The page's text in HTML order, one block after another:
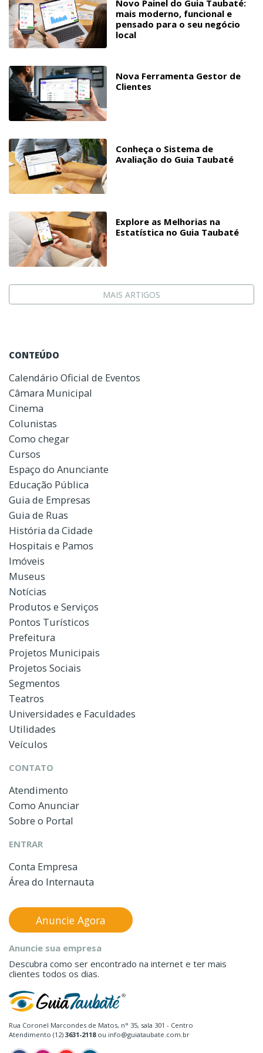
Novo Painel do Guia Taubaté:
mais moderno, funcional e
pensado para o seu negócio
local
Nova Ferramenta Gestor de
Clientes
Conheça o Sistema de
Avaliação do Guia Taubaté
Explore as Melhorias na
Estatística no Guia Taubaté
MAIS ARTIGOS
CONTEÚDO
Calendário Oficial de Eventos
Câmara Municipal
Cinema
Colunistas
Como chegar
Cursos
Espaço do Anunciante
Educação Pública
Guia de Empresas
Guia de Ruas
História da Cidade
Hospitais e Pamos
Imóveis
Museus
Notícias
Produtos e Serviços
Pontos Turísticos
Prefeitura
Projetos Municipais
Projetos Sociais
Segmentos
Teatros
Universidades e Faculdades
Utilidades
Veículos
CONTATO
Atendimento
Como Anunciar
Sobre o Portal
ENTRAR
Conta Empresa
Área do Internauta
Rua Coronel Marcondes de Matos, n° 35, sala 301 - Centro
Atendimento (12) 3631-2118ou info@guiataubate.com.br
Anuncie sua empresa
Descubra como ser encontrado na internet e ter mais
clientes todos os dias.
Anuncie Agora